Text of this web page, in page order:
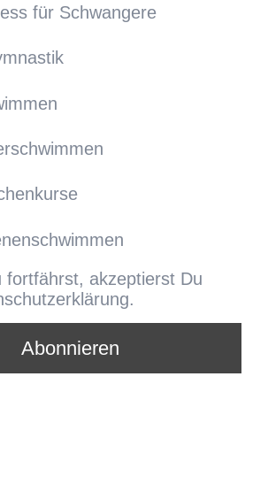
für Schwangere
fortfährst, akzeptierst Du